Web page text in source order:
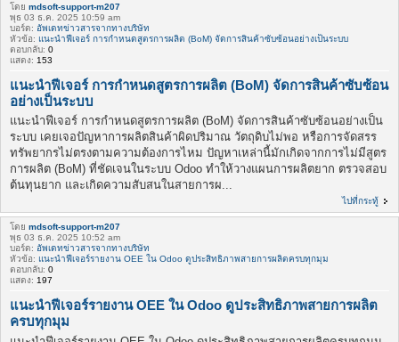
โดย mdsoft-support-m207
พุธ 03 ธ.ค. 2025 10:59 am
บอร์ด: อัพเดทข่าวสารจากทางบริษัท
หัวข้อ: แนะนำฟีเจอร์ การกำหนดสูตรการผลิต (BoM) จัดการสินค้าซับซ้อนอย่างเป็นระบบ
ตอบกลับ: 0
แสดง: 153
แนะนำฟีเจอร์ การกำหนดสูตรการผลิต (BoM) จัดการสินค้าซับซ้อน
อย่างเป็นระบบ
แนะนำฟีเจอร์ การกำหนดสูตรการผลิต (BoM) จัดการสินค้าซับซ้อนอย่างเป็น
ระบบ เคยเจอปัญหาการผลิตสินค้าผิดปริมาณ วัตถุดิบไม่พอ หรือการจัดสรร
ทรัพยากรไม่ตรงตามความต้องการไหม ปัญหาเหล่านี้มักเกิดจากการไม่มีสูตร
การผลิต (BoM) ที่ชัดเจนในระบบ Odoo ทำให้วางแผนการผลิตยาก ตรวจสอบ
ต้นทุนยาก และเกิดความสับสนในสายการผ...
ไปที่กระทู้
โดย mdsoft-support-m207
พุธ 03 ธ.ค. 2025 10:52 am
บอร์ด: อัพเดทข่าวสารจากทางบริษัท
หัวข้อ: แนะนำฟีเจอร์รายงาน OEE ใน Odoo ดูประสิทธิภาพสายการผลิตครบทุกมุม
ตอบกลับ: 0
แสดง: 197
แนะนำฟีเจอร์รายงาน OEE ใน Odoo ดูประสิทธิภาพสายการผลิต
ครบทุกมุม